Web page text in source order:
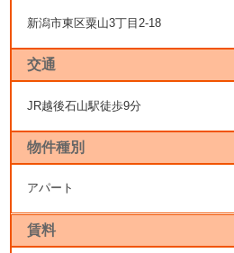
新潟市東区粟山3丁目2-18
交通
JR越後石山駅徒歩9分
物件種別
アパート
賃料